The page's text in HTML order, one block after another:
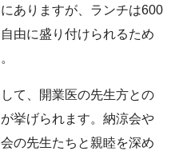
ありますが、ランチは600
由に盛り付けられるため
て、開業医の先生方との
挙げられます。納涼会や
の先生たちと親睦を深め